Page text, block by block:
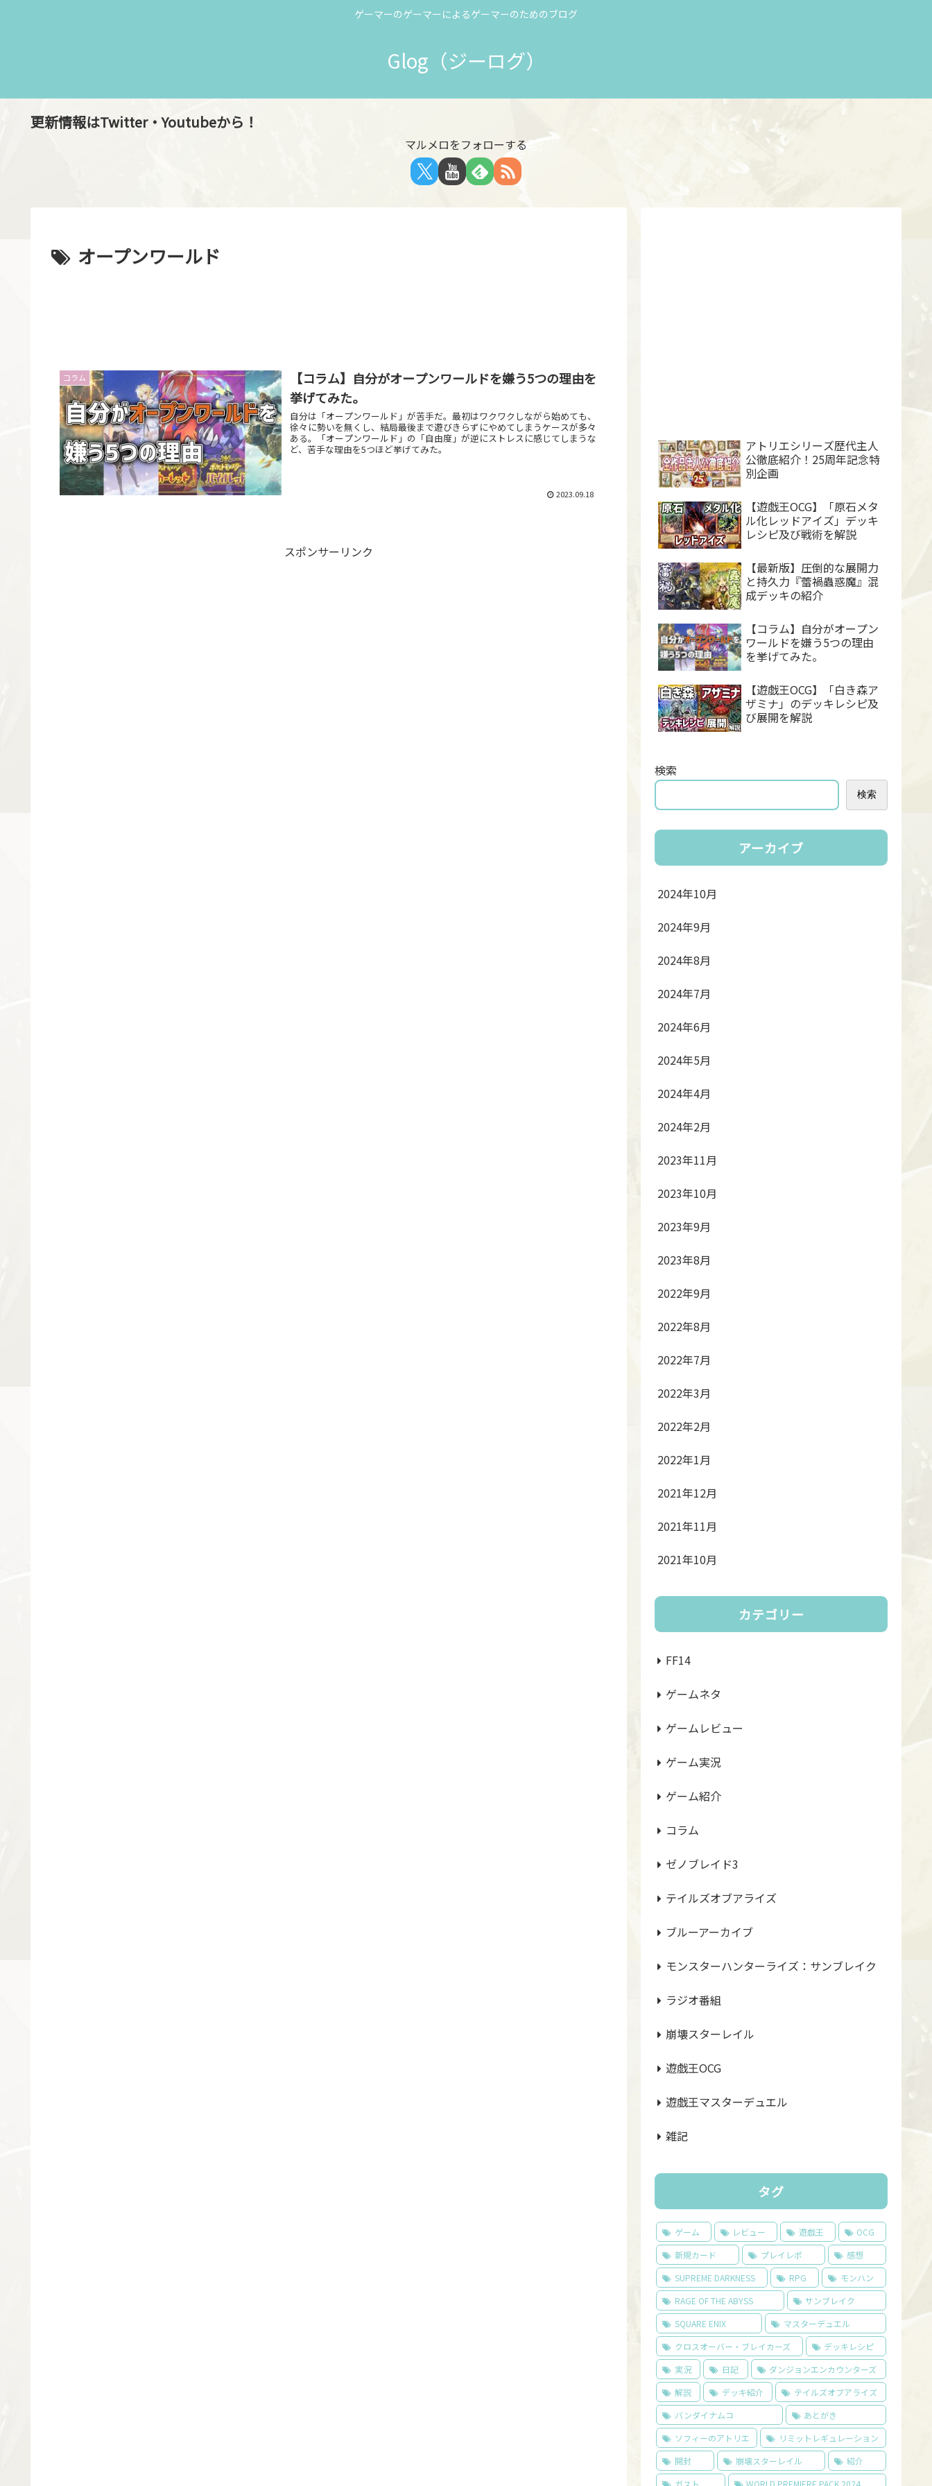
ゲーマーのゲーマーによるゲーマーのためのブログ
Glog（ジーログ）
更新情報はTwitter・Youtubeから！
マルメロをフォローする
オープンワールド
コラム
【コラム】自分がオープンワールドを嫌う5つの理由を
挙げてみた。
自分は「オープンワールド」が苦手だ。最初はワクワクしながら始めても、
徐々に勢いを無くし、結局最後まで遊びきらずにやめてしまうケースが多々
ある。「オープンワールド」の「自由度」が逆にストレスに感じてしまうな
ど、苦手な理由を5つほど挙げてみた。
2023.09.18
スポンサーリンク
アトリエシリーズ歴代主人
公徹底紹介！25周年記念特
別企画
【遊戯王OCG】「原石メタ
ル化レッドアイズ」デッキ
レシピ及び戦術を解説
【最新版】圧倒的な展開力
と持久力『蕾禍蟲惑魔』混
成デッキの紹介
【コラム】自分がオープン
ワールドを嫌う5つの理由
を挙げてみた。
【遊戯王OCG】「白き森ア
ザミナ」のデッキレシピ及
び展開を解説
検索
検索
アーカイブ
2024年10月
2024年9月
2024年8月
2024年7月
2024年6月
2024年5月
2024年4月
2024年2月
2023年11月
2023年10月
2023年9月
2023年8月
2022年9月
2022年8月
2022年7月
2022年3月
2022年2月
2022年1月
2021年12月
2021年11月
2021年10月
カテゴリー
FF14
ゲームネタ
ゲームレビュー
ゲーム実況
ゲーム紹介
コラム
ゼノブレイド3
テイルズオブアライズ
ブルーアーカイブ
モンスターハンターライズ：サンブレイク
ラジオ番組
崩壊スターレイル
遊戯王OCG
遊戯王マスターデュエル
雑記
タグ
ゲーム レビュー 遊戯王
OCG
新規カード
プレイレポ
感想
SUPREME DARKNESS
RPG
モンハン
RAGE OF THE ABYSS
サンブレイク
SQUARE ENIX
マスターデュエル
クロスオーバー・ブレイカーズ
デッキレシピ
実況
日記
ダンジョンエンカウンターズ
解説
デッキ紹介
テイルズオブアライズ
バンダイナムコ
あとがき
ソフィーのアトリエ
リミットレギュレーション
開封
崩壊スターレイル
紹介
ガスト
WORLD PREMIERE PACK 2024